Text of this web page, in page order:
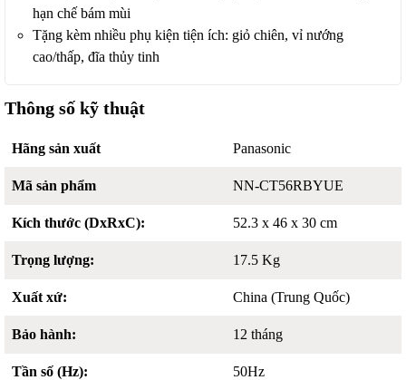
hạn chế bám mùi
Tặng kèm nhiều phụ kiện tiện ích: giỏ chiên, vỉ nướng
cao/thấp, đĩa thủy tinh
Thông số kỹ thuật
Hãng sản xuất Panasonic
Mã sản phẩm NN-CT56RBYUE
Kích thước (DxRxC): 52.3 x 46 x 30 cm
Trọng lượng: 17.5 Kg
Xuất xứ: China (Trung Quốc)
Bảo hành: 12 tháng
Tần số (Hz): 50Hz